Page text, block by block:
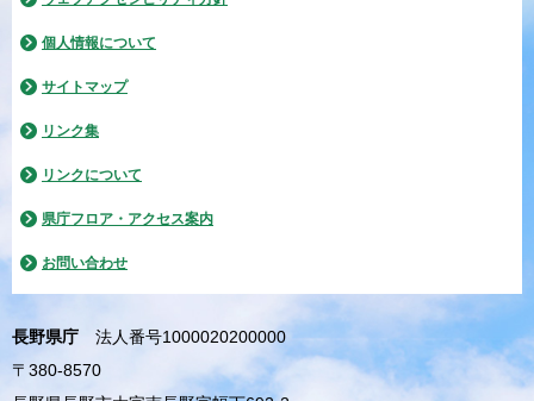
個人情報について
サイトマップ
リンク集
リンクについて
県庁フロア・アクセス案内
お問い合わせ
長野県庁
法人番号1000020200000
〒380-8570